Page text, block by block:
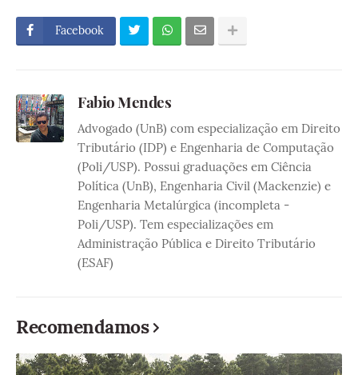
Facebook
Fabio Mendes
Advogado (UnB) com especialização em Direito
Tributário (IDP) e Engenharia de Computação
(Poli/USP). Possui graduações em Ciência
Política (UnB), Engenharia Civil (Mackenzie) e
Engenharia Metalúrgica (incompleta -
Poli/USP). Tem especializações em
Administração Pública e Direito Tributário
(ESAF)
Recomendamos